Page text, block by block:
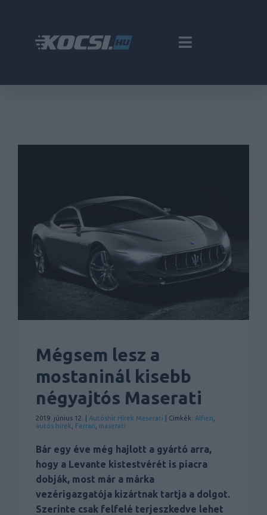
Mégsem lesz a
mostaninál kisebb
négyajtós Maserati
2019. június 12. | Autóshír Hírek Maserati | Címkék: Alfieri
autós hírek
Ferrari maserati
Bár egy éve még hajlott a gyártó arra,
hogy a Levante kistestvérét is piacra
dobják, most már a márka
vezérigazgatója kizártnak tartja a dolgot.
Szerinte csak felfelé terjeszkedve lehet